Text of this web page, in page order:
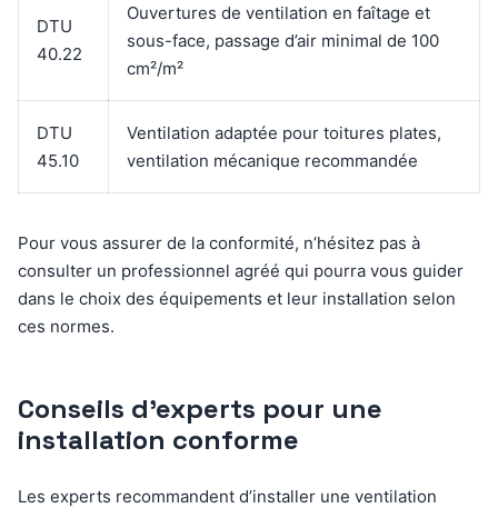
DTU
40.22
Ouvertures de ventilation en faîtage et
sous-face, passage d’air minimal de 100
cm²/m²
DTU
45.10
Ventilation adaptée pour toitures plates,
ventilation mécanique recommandée
Pour vous assurer de la conformité, n’hésitez pas à
consulter un professionnel agréé qui pourra vous guider
dans le choix des équipements et leur installation selon
ces normes.
Conseils d’experts pour une
installation conforme
Les experts recommandent d’installer une ventilation